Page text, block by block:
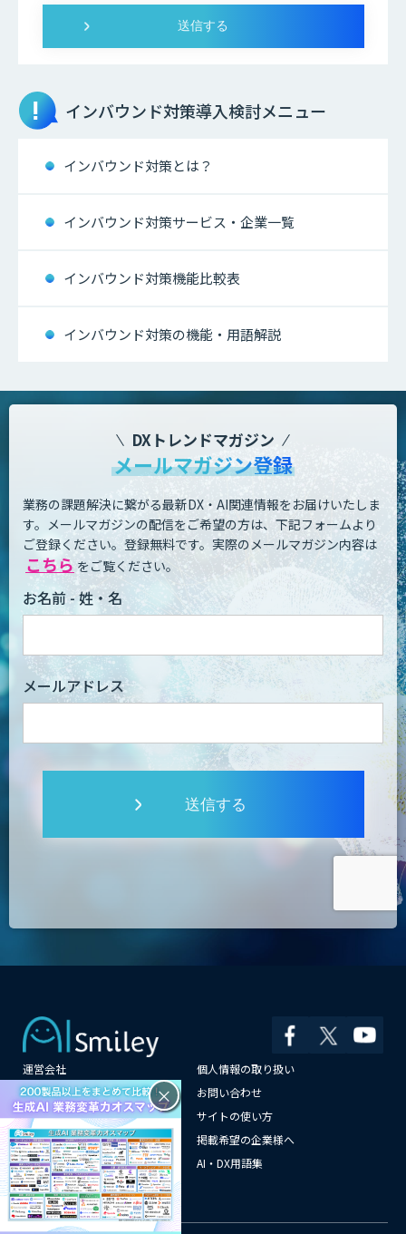
インバウンド対策導入検討メニュー
インバウンド対策とは？
インバウンド対策サービス・企業一覧
インバウンド対策機能比較表
インバウンド対策の機能・用語解説
DXトレンドマガジン
メールマガジン登録
業務の課題解決に繋がる最新DX・AI関連情報をお届けいたしま
す。 メールマガジンの配信をご希望の方は、下記フォームより
ご登録ください。登録無料です。 実際のメールマガジン内容は
こちら をご覧ください。
お名前 - 姓・名
メールアドレス
送信する
運営会社
個人情報の取り扱い
よくある質問
お問い合わせ
メールマガジン登録
サイトの使い方
情報提供はこちらから
掲載希望の企業様へ
AI企業一覧
AI・DX用語集
サイトマップ
×